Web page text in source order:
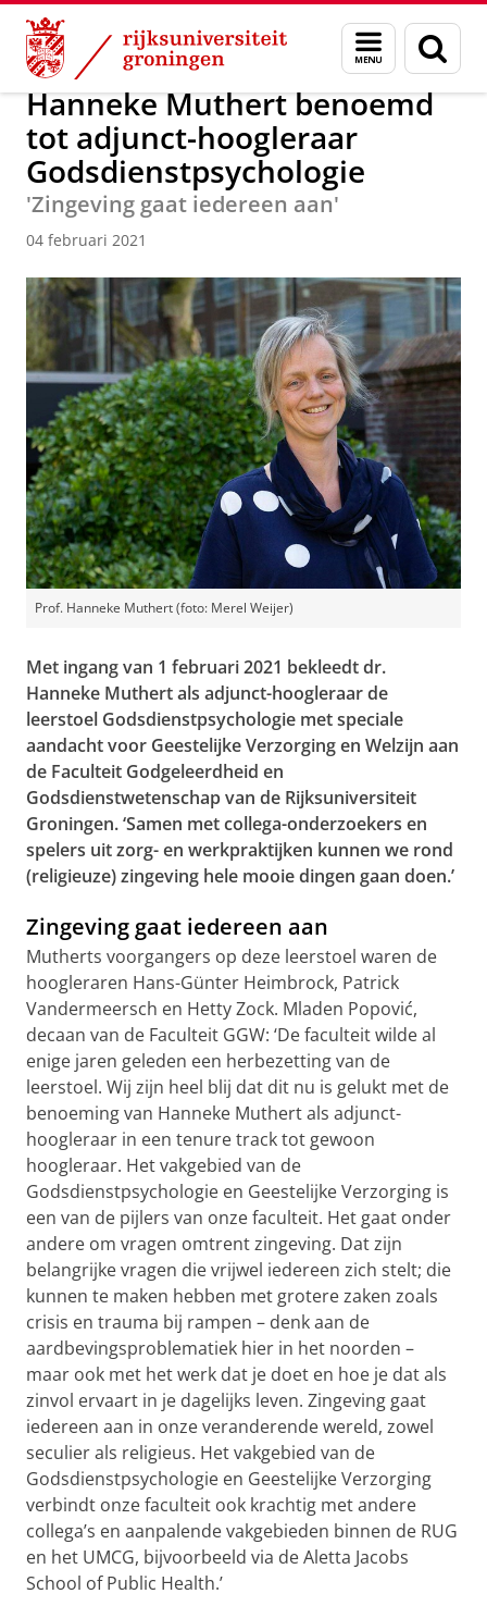
Skip
Content
Skip
Navigation
Menu
en
zoeken
Over ons Actueel Nieuws Nieuwsberichten
Hanneke Muthert benoemd
tot adjunct-hoogleraar
Godsdienstpsychologie
'Zingeving gaat iedereen aan'
04 februari 2021
Prof. Hanneke Muthert (foto: Merel Weijer)
Met ingang van 1 februari 2021 bekleedt dr.
Hanneke Muthert als adjunct-hoogleraar de
leerstoel Godsdienstpsychologie met speciale
aandacht voor Geestelijke Verzorging en Welzijn aan
de Faculteit Godgeleerdheid en
Godsdienstwetenschap van de Rijksuniversiteit
Groningen. ‘Samen met collega-onderzoekers en
spelers uit zorg- en werkpraktijken kunnen we rond
(religieuze) zingeving hele mooie dingen gaan doen.’
Zingeving gaat iedereen aan
Mutherts voorgangers op deze leerstoel waren de
hoogleraren Hans-Günter Heimbrock, Patrick
Vandermeersch en Hetty Zock. Mladen Popović,
decaan van de Faculteit GGW: ‘De faculteit wilde al
enige jaren geleden een herbezetting van de
leerstoel. Wij zijn heel blij dat dit nu is gelukt met de
benoeming van Hanneke Muthert als adjunct-
hoogleraar in een tenure track tot gewoon
hoogleraar. Het vakgebied van de
Godsdienstpsychologie en Geestelijke Verzorging is
een van de pijlers van onze faculteit. Het gaat onder
andere om vragen omtrent zingeving. Dat zijn
belangrijke vragen die vrijwel iedereen zich stelt; die
kunnen te maken hebben met grotere zaken zoals
crisis en trauma bij rampen – denk aan de
aardbevingsproblematiek hier in het noorden –
maar ook met het werk dat je doet en hoe je dat als
zinvol ervaart in je dagelijks leven. Zingeving gaat
iedereen aan in onze veranderende wereld, zowel
seculier als religieus. Het vakgebied van de
Godsdienstpsychologie en Geestelijke Verzorging
verbindt onze faculteit ook krachtig met andere
collega’s en aanpalende vakgebieden binnen de RUG
en het UMCG, bijvoorbeeld via de Aletta Jacobs
School of Public Health.’